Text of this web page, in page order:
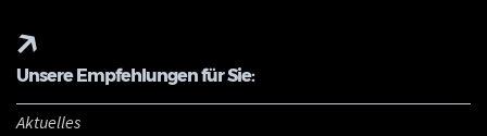
Unsere Empfehlungen für Sie:
Aktuelles